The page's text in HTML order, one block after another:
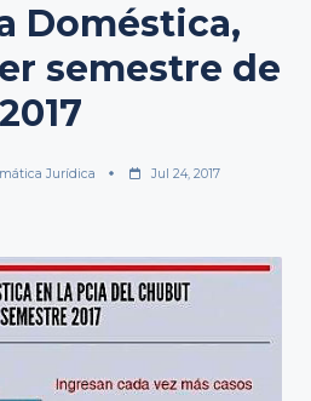
Doméstica,
semestre de
2017
Jurídica Jul 24, 2017